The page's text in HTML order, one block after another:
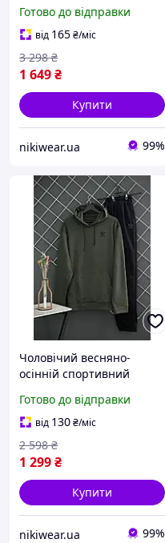
весняний, Спортивний
костюм Найк + хакі
Футболка
Готово до відправки
від 165₴/міс
1 649₴
3 298 ₴
Купити
nikiwear.ua 99%
Чоловічий весняно-
осінній спортивний
Демісезонний костюм
Adidas кольору хакі з
капюшоном
Готово до відправки
від 130₴/міс
1 299₴
2 598 ₴
Купити
nikiwear.ua 99%